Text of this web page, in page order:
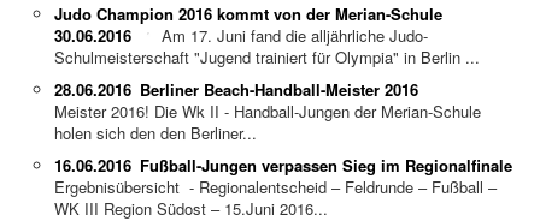
Judo Champion 2016 kommt von der Merian-Schule
30.06.2016
Am 17. Juni fand die alljährliche Judo-
Schulmeisterschaft "Jugend trainiert für Olympia" in Berlin ...
Berliner Beach-Handball-Meister 2016
28.06.2016
Meister 2016! Die Wk II - Handball-Jungen der Merian-Schule
holen sich den den Berliner...
Fußball-Jungen verpassen Sieg im Regionalfinale
16.06.2016
Ergebnisübersicht - Regionalentscheid – Feldrunde – Fußball –
WK III Region Südost – 15.Juni 2016...